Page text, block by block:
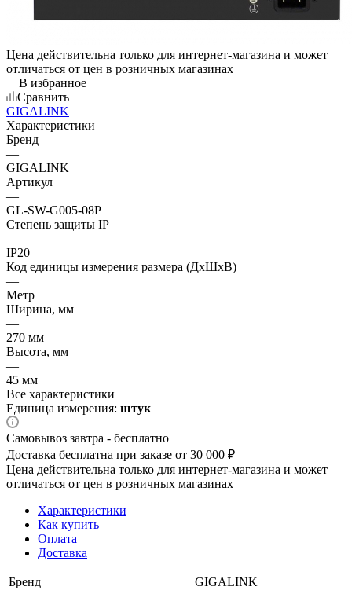
Цена действительна только для интернет-магазина и может
отличаться от цен в розничных магазинах
В избранное
Сравнить
GIGALINK
Характеристики
Бренд
—
GIGALINK
Артикул
—
GL-SW-G005-08P
Степень защиты IP
—
IP20
Код единицы измерения размера (ДхШхВ)
—
Метр
Ширина, мм
—
270 мм
Высота, мм
—
45 мм
Все характеристики
Единица измерения: штук
Самовывоз завтра - бесплатно
Доставка бесплатна при заказе от 30 000 ₽
Цена действительна только для интернет-магазина и может
отличаться от цен в розничных магазинах
Характеристики
Как купить
Оплата
Доставка
Бренд
GIGALINK